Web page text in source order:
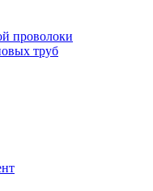
проволоки
труб